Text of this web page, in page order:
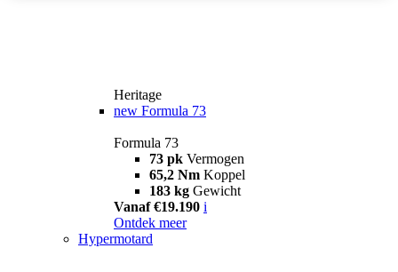
Heritage
new Formula 73
Formula 73
73 pk Vermogen
65,2 Nm Koppel
183 kg Gewicht
Vanaf €19.190 i
Ontdek meer
Hypermotard